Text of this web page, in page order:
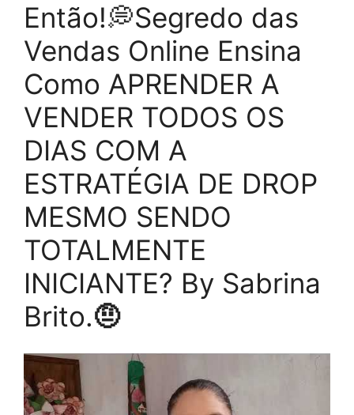
Então!💭Segredo das
Vendas Online Ensina
Como APRENDER A
VENDER TODOS OS
DIAS COM A
ESTRATÉGIA DE DROP
MESMO SENDO
TOTALMENTE
INICIANTE? By Sabrina
Brito.🤨